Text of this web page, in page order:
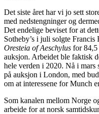
Det siste året har vi jo sett
med nedstengninger og
Det endelige beviset for at
Sotheby’s i juli solgte Francis
Oresteia of Aeschylus for
auksjon. Arbeidet ble faktisk
hele verden i 2020. Nå i
på auksjon i London, med
om at interessene for Munch
Som kanalen mellom Norge
arbeide for at norsk